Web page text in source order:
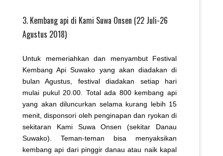
3. Kembang api di Kami Suwa Onsen (22 Juli-26
Agustus 2018)
Untuk memeriahkan dan menyambut Festival
Kembang Api Suwako yang akan diadakan di
bulan Agustus, festival diadakan setiap hari
mulai pukul 20.00. Total ada 800 kembang api
yang akan diluncurkan selama kurang lebih 15
menit, disponsori oleh penginapan dan ryokan di
sekitaran Kami Suwa Onsen (sekitar Danau
Suwako). Teman-teman bisa menyaksikan
kembang api dari pinggir danau atau naik kapal